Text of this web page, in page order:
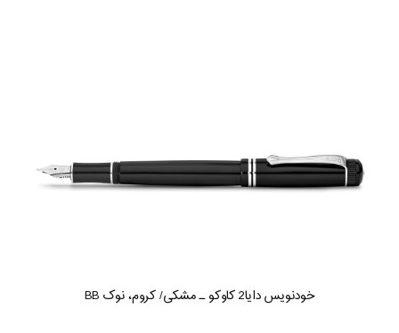
خودنویس دایا2 کاوکو ـ مشکی/ کروم، نوک BB